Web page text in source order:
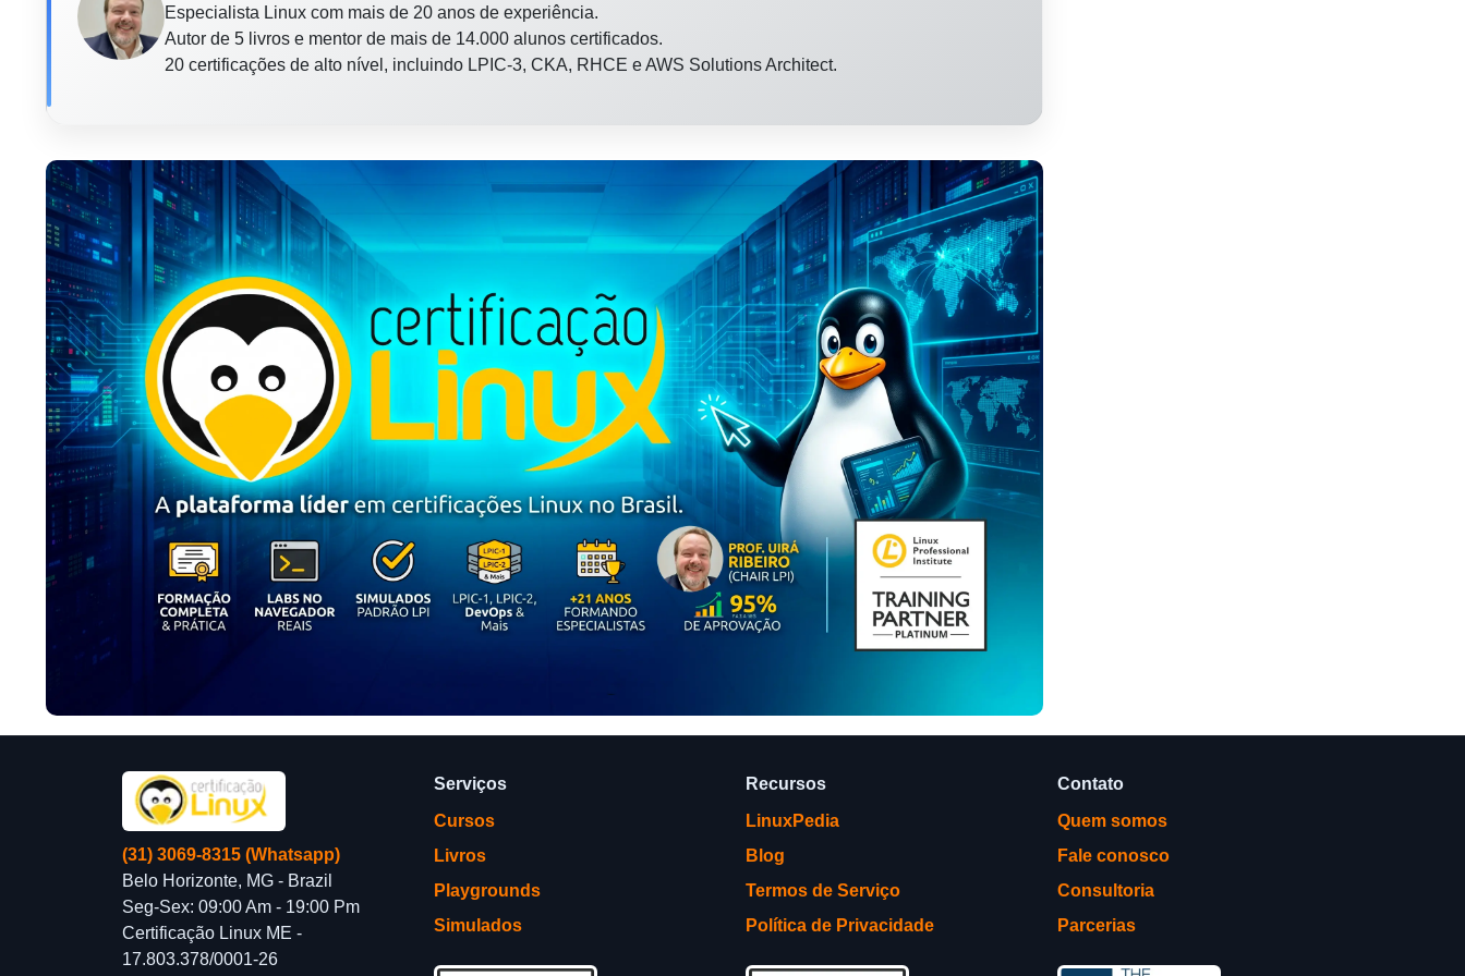
Especialista Linux com mais de 20 anos de experiência.
Autor de 5 livros e mentor de mais de 14.000 alunos certificados.
20 certificações de alto nível, incluindo LPIC-3, CKA, RHCE e AWS Solutions Architect.
(31) 3069-8315 (Whatsapp)
Belo Horizonte, MG - Brazil
Seg-Sex: 09:00 Am - 19:00 Pm
Certificação Linux ME -
17.803.378/0001-26
Serviços
Cursos
Livros
Playgrounds
Simulados
Recursos
LinuxPedia
Blog
Termos de Serviço
Política de Privacidade
Contato
Quem somos
Fale conosco
Consultoria
Parcerias